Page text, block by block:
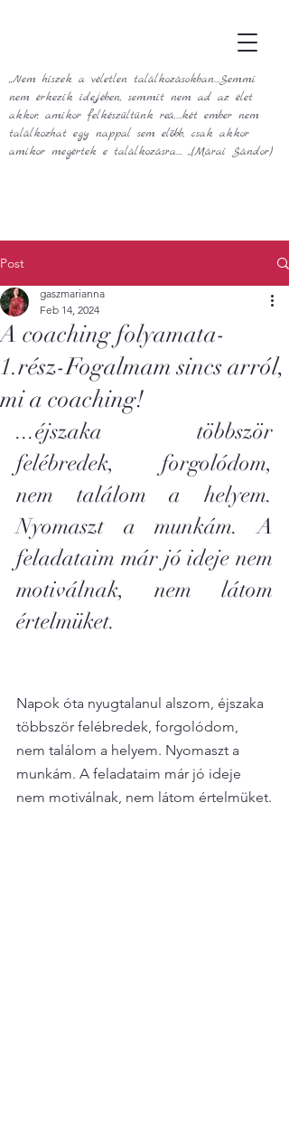
„Nem hiszek a véletlen találkozásokban…Semmi
nem érkezik idejében, semmit nem ad az élet
akkor, amikor felkészültünk reá.…két ember nem
találkozhat egy nappal sem előbb, csak akkor
amikor megértek e találkozásra… „(Márai Sándor)
Post
A coaching folyamata-
1.rész-Fogalmam sincs arról,
mi a coaching!
gaszmarianna
Feb 14, 2024
...éjszaka többször
felébredek, forgolódom,
nem találom a helyem.
Nyomaszt a munkám. A
feladataim már jó ideje nem
motiválnak, nem látom
értelmüket.
Napok óta nyugtalanul alszom, éjszaka
többször felébredek, forgolódom,
nem találom a helyem. Nyomaszt a
munkám. A feladataim már jó ideje
nem motiválnak, nem látom értelmüket.